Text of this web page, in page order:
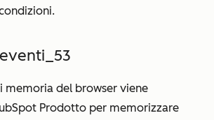
memoria del browser viene
Prodotto per memorizzare